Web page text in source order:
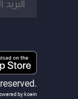
by koein